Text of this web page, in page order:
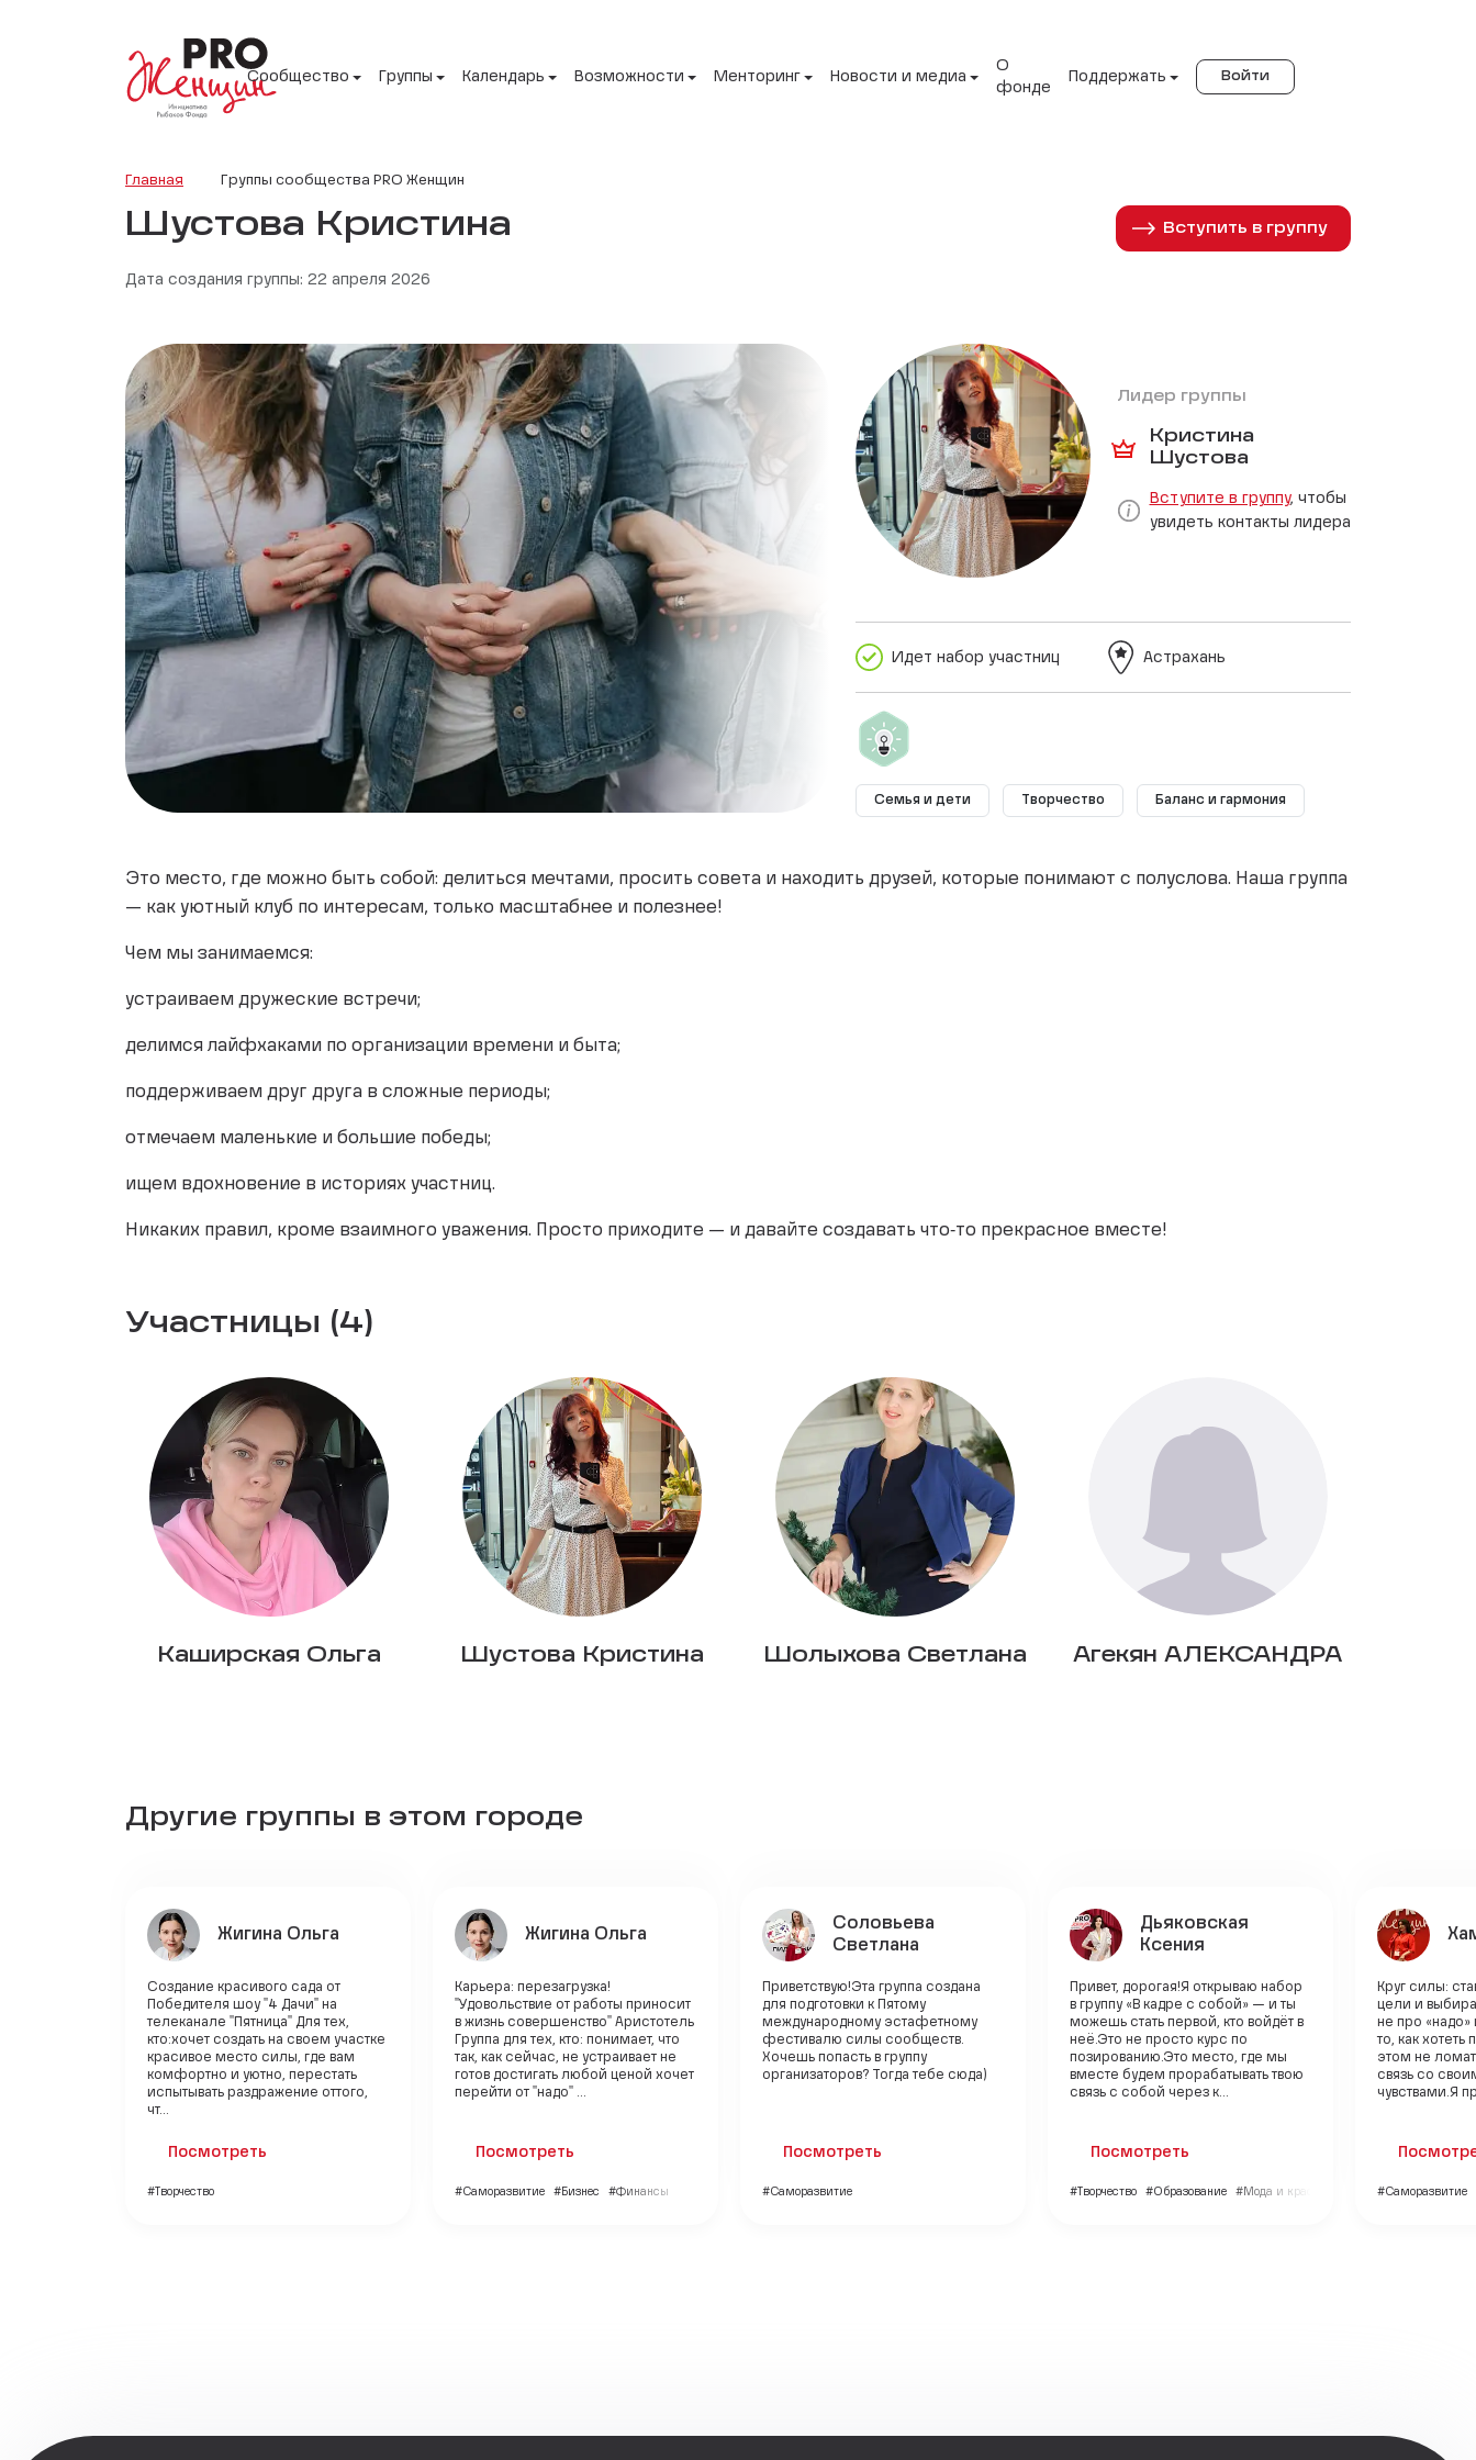
Сообщество Группы Календарь Возможности Менторинг Новости и медиа
О
фонде
Поддержать Войти
Главная Группы сообщества PRO Женщин
Шустова Кристина Вступить в группу
Дата создания группы: 22 апреля 2026
Лидер группы
Кристина
Шустова
Вступите в группу, чтобы
увидеть контакты лидера
Идет набор участниц Астрахань
Семья и дети Творчество Баланс и гармония
Это место, где можно быть собой: делиться мечтами, просить совета и находить друзей, которые понимают с полуслова. Наша группа
— как уютный клуб по интересам, только масштабнее и полезнее!
Чем мы занимаемся:
устраиваем дружеские встречи;
делимся лайфхаками по организации времени и быта;
поддерживаем друг друга в сложные периоды;
отмечаем маленькие и большие победы;
ищем вдохновение в историях участниц.
Никаких правил, кроме взаимного уважения. Просто приходите — и давайте создавать что‑то прекрасное вместе!
Участницы (4)
Каширская Ольга Шустова Кристина Шолыхова Светлана Агекян АЛЕКСАНДРА
Другие группы в этом городе
Жигина Ольга
Создание красивого сада от
Победителя шоу "4 Дачи" на
телеканале "Пятница" Для тех,
кто:хочет создать на своем участке
красивое место силы, где вам
комфортно и уютно, перестать
испытывать раздражение оттого,
чт...
Посмотреть
#Творчество
Жигина Ольга
Карьера: перезагрузка!
"Удовольствие от работы приносит
в жизнь совершенство" Аристотель
Группа для тех, кто: понимает, что
так, как сейчас, не устраивает не
готов достигать любой ценой хочет
перейти от "надо" ...
Посмотреть
#Саморазвитие #Бизнес #Финансы
Соловьева
Светлана
Приветствую!Эта группа создана
для подготовки к Пятому
международному эстафетному
фестивалю силы сообществ.
Хочешь попасть в группу
организаторов? Тогда тебе сюда)
Посмотреть
#Саморазвитие
Дьяковская
Ксения
Привет, дорогая!Я открываю набор
в группу «В кадре с собой» — и ты
можешь стать первой, кто войдёт в
неё.Это не просто курс по
позированию.Это место, где мы
вместе будем прорабатывать твою
связь с собой через к...
Посмотреть
#Творчество #Образование #Мода и красота
Круг силы:
цели и
не про
то, как
этом не
связь со
чувствами.Я
#Саморазвитие